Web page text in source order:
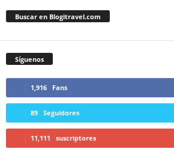
Buscar en Blogitravel.com
Síguenos
1,916 Fans
89 Seguidores
11,111 suscriptores